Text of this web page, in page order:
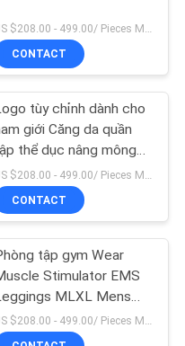
CONTACT
tùy chỉnh dành cho
giới Căng da quần
thể dục nâng mông
Quần áo thể thao
CONTACT
tập gym Wear
Stimulator EMS
MLXL Mens
Pants
US $208.00 - 499.00/ Pieces MOQ:1 miếng